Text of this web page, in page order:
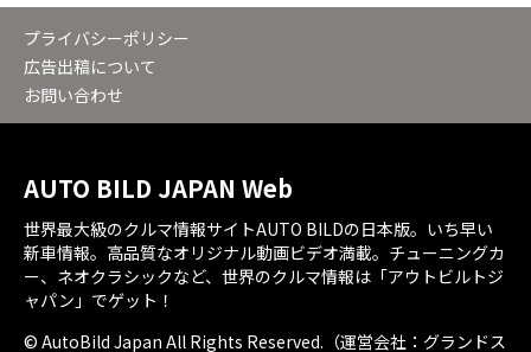
プライバシーポリシー
広告出稿について
お問い合わせ
AUTO BILD JAPAN Web
世界最大級のクルマ情報サイトAUTO BILDの日本版。いち早い
新車情報。高品質なオリジナル動画ビデオ満載。チューニングカ
ー、ネオクラシックなど、世界のクルマ情報は「アウトビルトジ
ャパン」でゲット！
© AutoBild Japan All Rights Reserved.（運営会社：グランドス